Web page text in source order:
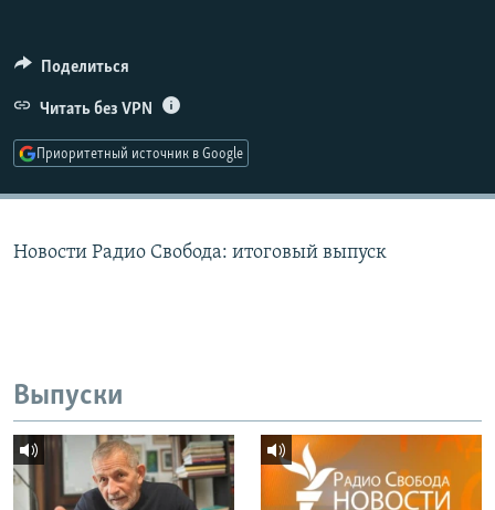
ПОДПИШИТЕСЬ НА РАССЫЛКУ
СОЦИАЛЬНЫЕ СЕТИ
Поделиться
Читать без VPN
Приоритетный источник в Google
Новости Радио Свобода: итоговый выпуск
Выпуски